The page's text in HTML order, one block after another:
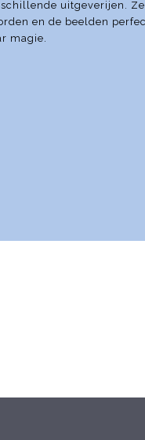
uitgeverijen.
en de beelden
magie.